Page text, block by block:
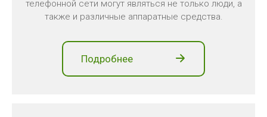
телефонной сети могут являться не только люди, а
также и различные аппаратные средства.
Подробнее